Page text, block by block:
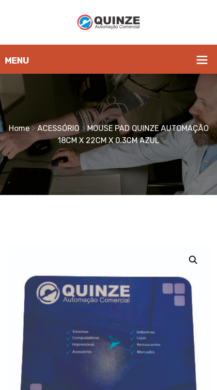
Home ACESSÓRIO
MOUSE PAD QUINZE AUTOMAÇÃO
18CM X 22CM X 0.3CM AZUL